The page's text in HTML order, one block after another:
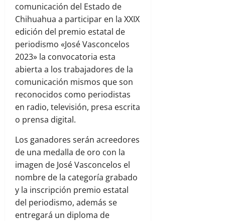
comunicación del Estado de
Chihuahua a participar en la XXIX
edición del premio estatal de
periodismo «José Vasconcelos
2023» la convocatoria esta
abierta a los trabajadores de la
comunicación mismos que son
reconocidos como periodistas
en radio, televisión, presa escrita
o prensa digital.
Los ganadores serán acreedores
de una medalla de oro con la
imagen de José Vasconcelos el
nombre de la categoría grabado
y la inscripción premio estatal
del periodismo, además se
entregará un diploma de